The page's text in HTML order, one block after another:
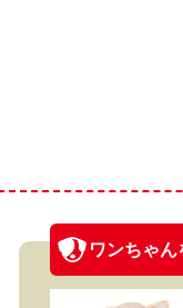
ワンちゃん